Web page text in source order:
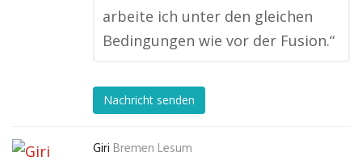
arbeite ich unter den gleichen
Bedingungen wie vor der Fusion.“
Nachricht senden
Giri Bremen Lesum